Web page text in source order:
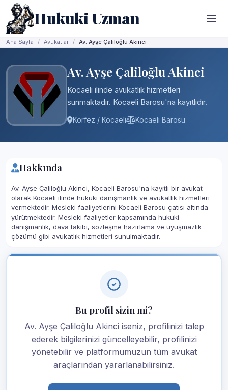
Hukuki Uzman
Ana Sayfa Avukatlar Av. Ayşe Çaliloğlu Akinci
Av. Ayşe Çaliloğlu Akinci
Kocaeli ilinde avukatlık hizmetleri
sunmaktadır. Kocaeli Barosu'na kayıtlıdır.
Körfez / Kocaeli Kocaeli Barosu
Hakkında
Av. Ayşe Çaliloğlu Akinci, Kocaeli Barosu'na kayıtlı bir avukat
olarak Kocaeli ilinde hukuki danışmanlık ve avukatlık hizmetleri
vermektedir. Mesleki faaliyetlerini Kocaeli Barosu çatısı altında
yürütmektedir. Mesleki faaliyetler kapsamında hukuki
danışmanlık, dava takibi, sözleşme hazırlama ve uyuşmazlık
çözümü gibi avukatlık hizmetleri sunulmaktadır.
Bu profil sizin mi?
Av. Ayşe Çaliloğlu Akinci iseniz, profilinizi talep
ederek bilgilerinizi güncelleyebilir, profilinizi
yönetebilir ve platformumuzun tüm avukat
araçlarından yararlanabilirsiniz.